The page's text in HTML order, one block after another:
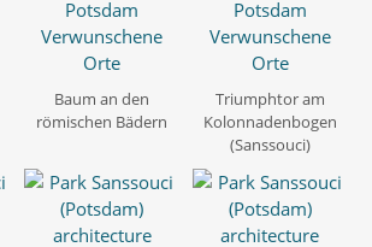
Baum an den
römischen Bädern
Triumphtor am
Kolonnadenbogen
(Sanssouci)